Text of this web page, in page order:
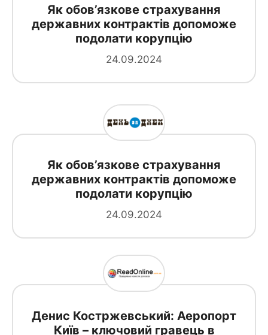
Як обов’язкове страхування
державних контрактів допоможе
подолати корупцію
24.09.2024
Як обов’язкове страхування
державних контрактів допоможе
подолати корупцію
24.09.2024
Денис Костржевський: Аеропорт
Київ – ключовий гравець в